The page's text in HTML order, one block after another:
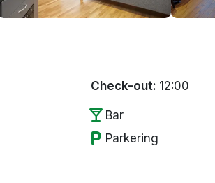
Check-out: 12:00
local_bar Bar
local_parking Parkering